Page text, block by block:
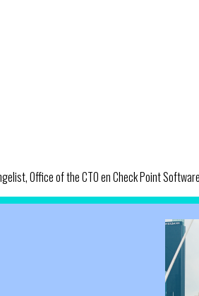
Office of the CTO en Check Point